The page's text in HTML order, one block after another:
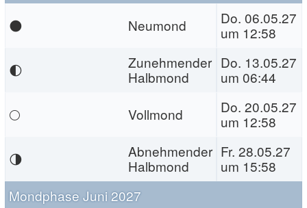
🌑
Neumond
Do. 06.05.27
um 12:58
🌓
Zunehmender
Halbmond
Do. 13.05.27
um 06:44
🌕
Vollmond
Do. 20.05.27
um 12:58
🌗
Abnehmender
Halbmond
Fr. 28.05.27
um 15:58
Mondphase Juni 2027